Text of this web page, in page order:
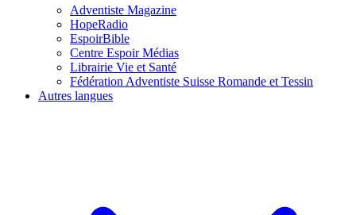
Adventiste Magazine
HopeRadio
EspoirBible
Centre Espoir Médias
Librairie Vie et Santé
Fédération Adventiste Suisse Romande et Tessin
Autres langues